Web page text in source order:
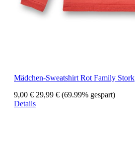
Mädchen-Sweatshirt Rot Family Stork
9,00 € 29,99 € (69.99% gespart)
Details